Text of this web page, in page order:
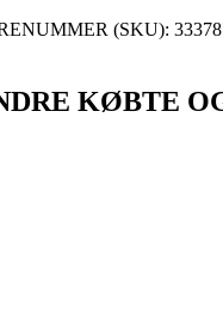
(SKU):
KØBTE